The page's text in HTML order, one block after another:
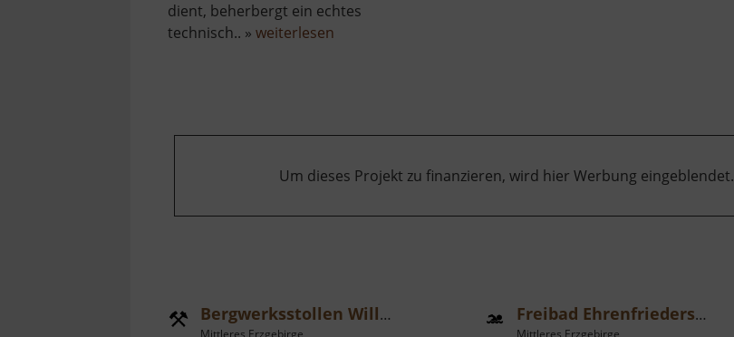
dient, beherbergt ein echtes
technisch.. » weiterlesen
Um dieses Projekt zu finanzieren, wird hier Werbung eingeblendet.
Bergwerksstollen Wille Gottes
Mittleres Erzgebirge
Freibad Ehrenfriedersdorf
Mittleres Erzgebirge